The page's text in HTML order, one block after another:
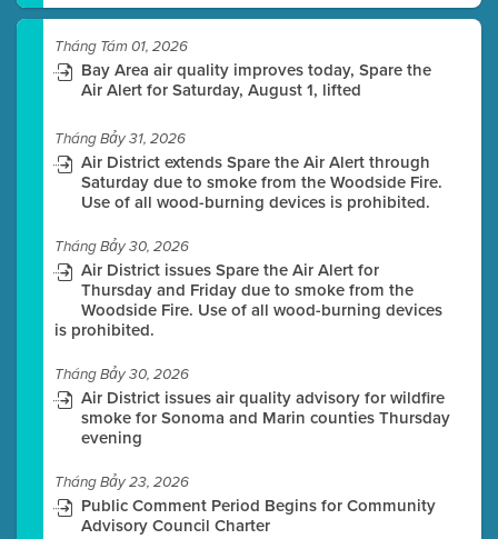
Tháng Tám 01, 2026
Bay Area air quality improves today, Spare the
Air Alert for Saturday, August 1, lifted
Tháng Bảy 31, 2026
Air District extends Spare the Air Alert through
Saturday due to smoke from the Woodside Fire.
Use of all wood-burning devices is prohibited.
Tháng Bảy 30, 2026
Air District issues Spare the Air Alert for
Thursday and Friday due to smoke from the
Woodside Fire. Use of all wood-burning devices
is prohibited.
Tháng Bảy 30, 2026
Air District issues air quality advisory for wildfire
smoke for Sonoma and Marin counties Thursday
evening
Tháng Bảy 23, 2026
Public Comment Period Begins for Community
Advisory Council Charter